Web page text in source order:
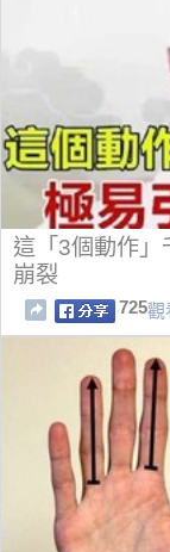
這「3個動作」
崩裂
725觀